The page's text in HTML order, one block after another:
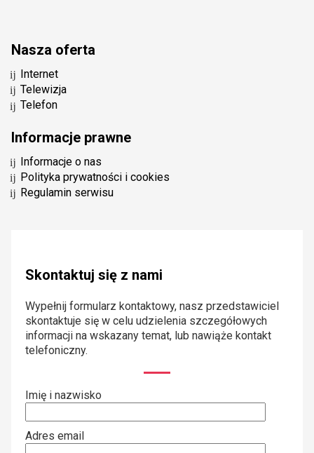
Nasza oferta
Internet
Telewizja
Telefon
Informacje prawne
Informacje o nas
Polityka prywatności i cookies
Regulamin serwisu
Skontaktuj się z nami
Wypełnij formularz kontaktowy, nasz przedstawiciel
skontaktuje się w celu udzielenia szczegółowych
informacji na wskazany temat, lub nawiąże kontakt
telefoniczny.
Imię i nazwisko
Adres email